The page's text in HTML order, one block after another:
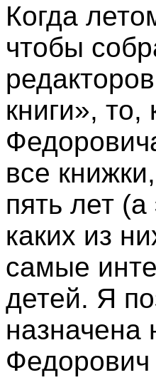
Когда
чтобы
книги»,
все
пять лет
каких из
самые
детей. Я
назначена
Федорович